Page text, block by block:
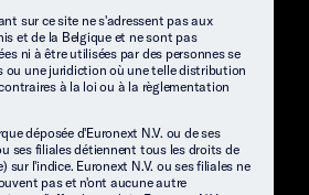
sur ce site ne s'adressent pas aux
et de la Belgique et ne sont pas
ni à être utilisées par des personnes se
ou une juridiction où une telle distribution
à la loi ou à la règlementation
déposée d'Euronext N.V. ou de ses
ses filiales détiennent tous les droits de
sur l'indice. Euronext N.V. ou ses filiales ne
pas et n'ont aucune autre